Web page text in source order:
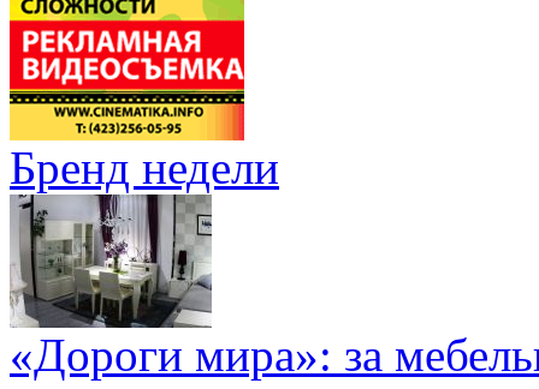
Бренд недели
«Дороги мира»: за